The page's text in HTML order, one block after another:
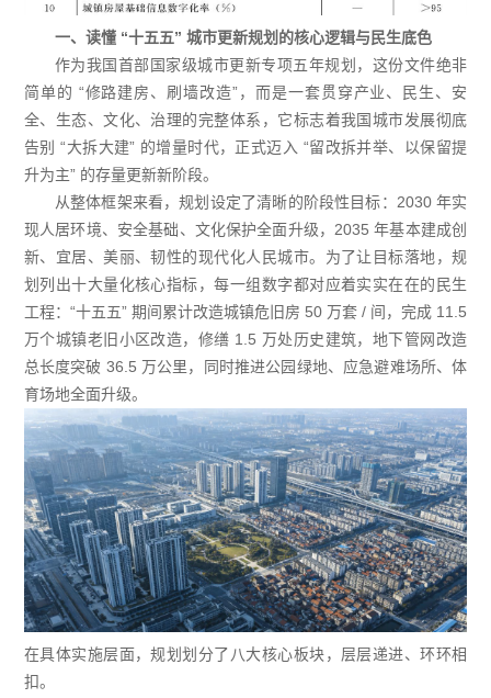
一、读懂 “十五五” 城市更新规划的核心逻辑与民生底色
作为我国首部国家级城市更新专项五年规划，这份文件绝非
简单的 “修路建房、刷墙改造”，而是一套贯穿产业、民生、安
全、生态、文化、治理的完整体系，它标志着我国城市发展彻底
告别 “大拆大建” 的增量时代，正式迈入 “留改拆并举、以保留提
升为主” 的存量更新新阶段。
从整体框架来看，规划设定了清晰的阶段性目标：2030 年实
现人居环境、安全基础、文化保护全面升级，2035 年基本建成创
新、宜居、美丽、韧性的现代化人民城市。为了让目标落地，规
划列出十大量化核心指标，每一组数字都对应着实实在在的民生
工程：“十五五” 期间累计改造城镇危旧房 50 万套 / 间，完成 11.5
万个城镇老旧小区改造，修缮 1.5 万处历史建筑，地下管网改造
总长度突破 36.5 万公里，同时推进公园绿地、应急避难场所、体
育场地全面升级。
在具体实施层面，规划划分了八大核心板块，层层递进、环环相
扣。